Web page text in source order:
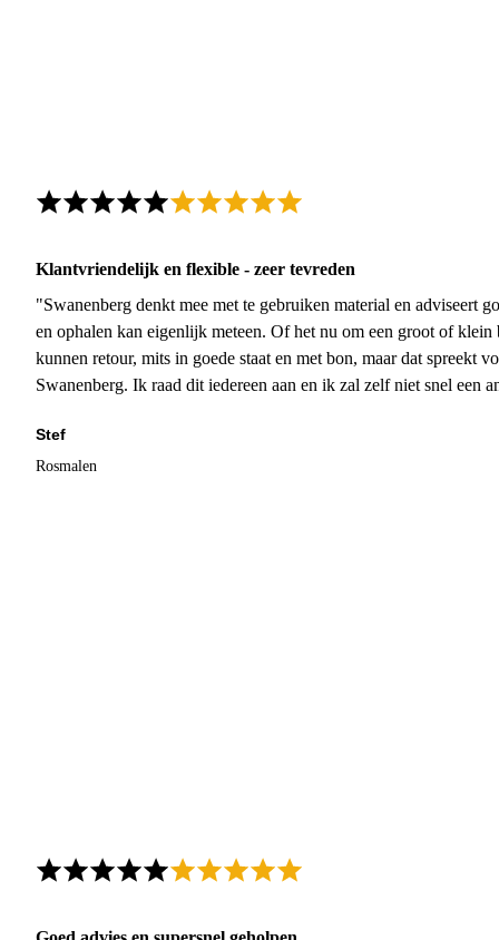
Klantvriendelijk en flexible - zeer tevreden
"Swanenberg denkt mee met te gebruiken material en adviseert
en ophalen kan eigenlijk meteen. Of het nu om een groot of
kunnen retour, mits in goede staat en met bon, maar dat spreekt
Swanenberg. Ik raad dit iedereen aan en ik zal zelf niet snel een
Stef
Rosmalen